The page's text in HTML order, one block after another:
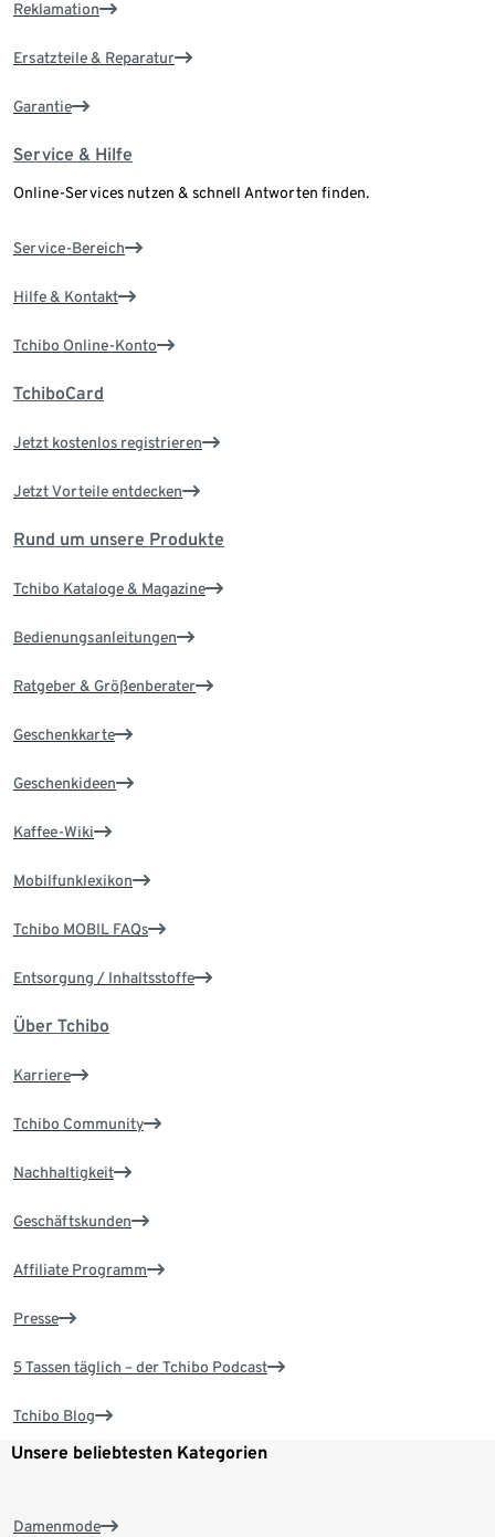
Reklamation
Ersatzteile & Reparatur
Garantie
Service & Hilfe
Online-Services nutzen & schnell Antworten finden.
Service-Bereich
Hilfe & Kontakt
Tchibo Online-Konto
TchiboCard
Jetzt kostenlos registrieren
Jetzt Vorteile entdecken
Rund um unsere Produkte
Tchibo Kataloge & Magazine
Bedienungsanleitungen
Ratgeber & Größenberater
Geschenkkarte
Geschenkideen
Kaffee-Wiki
Mobilfunklexikon
Tchibo MOBIL FAQs
Entsorgung / Inhaltsstoffe
Über Tchibo
Karriere
Tchibo Community
Nachhaltigkeit
Geschäftskunden
Affiliate Programm
Presse
5 Tassen täglich – der Tchibo Podcast
Tchibo Blog
Unsere beliebtesten Kategorien
Damenmode